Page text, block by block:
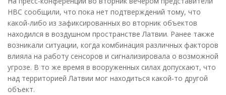
НВС сообщили, что пока нет подтверждений тому, что
какой-либо из зафиксированных во вторник объектов
находился в воздушном пространстве Латвии. Ранее также
возникали ситуации, когда комбинация различных факторов
влияла на работу сенсоров и сигнализировала о возможной
угрозе. В то же время в вооруженных силах допускают, что
над территорией Латвии мог находиться какой-то другой
объект.